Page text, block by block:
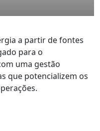
a partir de fontes
para o
uma gestão
que potencializem os